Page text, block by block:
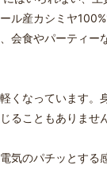
ル産カシミヤ
会食やパーティー
くなっています。
ることもありません
気のパチッとする